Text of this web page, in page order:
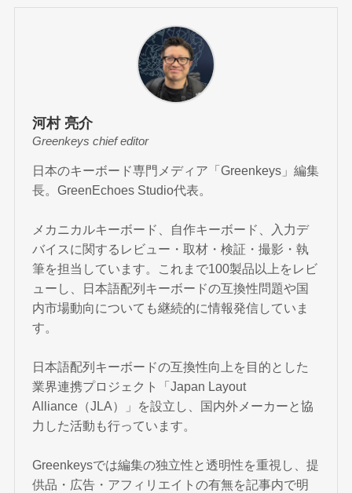
河村 亮介
Greenkeys chief editor
日本のキーボード専門メディア「Greenkeys」編集
長。GreenEchoes Studio代表。
メカニカルキーボード、自作キーボード、入力デ
バイスに関するレビュー・取材・検証・撮影・執
筆を担当しています。これまで100製品以上をレビ
ューし、日本語配列キーボードの互換性問題や国
内市場動向についても継続的に情報発信していま
す。
日本語配列キーボードの互換性向上を目的とした
業界連携プロジェクト「Japan Layout
Alliance（JLA）」を設立し、国内外メーカーと協
力した活動も行っています。
Greenkeysでは編集の独立性と透明性を重視し、提
供品・広告・アフィリエイトの有無を記事内で明